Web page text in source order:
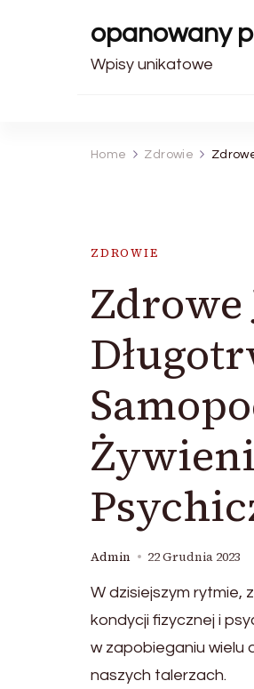
opanowany
Wpisy unikatowe
Home Zdrowie
ZDROWIE
Zdrowe
Admin 22 Grudnia 2023
W dzisiejszym rytmie,
kondycji fizycznej i
w zapobieganiu wielu
naszych talerzach.